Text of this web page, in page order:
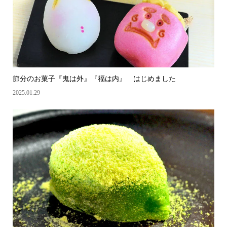
節分のお菓子『鬼は外』『福は内』 はじめました
2025.01.29